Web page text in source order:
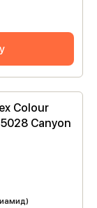
Colour
Canyon